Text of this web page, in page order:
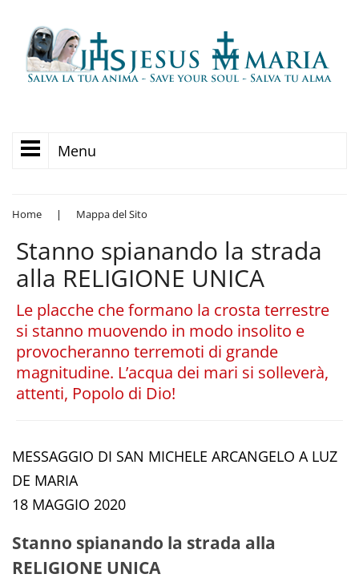
Menu
Home | Mappa del Sito
Stanno spianando la strada
alla RELIGIONE UNICA
Le placche che formano la crosta terrestre
si stanno muovendo in modo insolito e
provocheranno terremoti di grande
magnitudine. L’acqua dei mari si solleverà,
attenti, Popolo di Dio!
MESSAGGIO DI SAN MICHELE ARCANGELO A LUZ
DE MARIA
18 MAGGIO 2020
Stanno spianando la strada alla
RELIGIONE UNICA